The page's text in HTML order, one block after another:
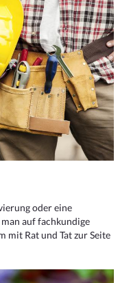
oder eine
auf fachkundige
mit Rat und Tat zur Seite